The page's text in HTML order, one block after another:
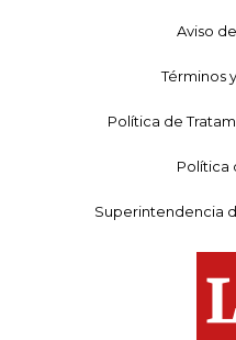
Aviso
Términos
Política de
Política
Superintendencia